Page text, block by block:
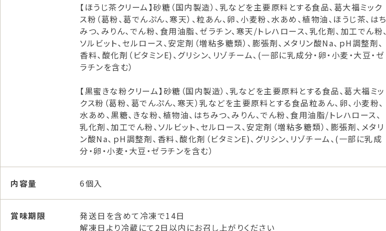
【ほうじ茶クリーム】砂糖（国内製造）、乳などを主要原料とする食品、葛大福ミック
ス粉（葛粉、葛でんぷん、寒天）、粒あん、卵、小麦粉、水あめ、植物油、ほうじ茶、はち
みつ、みりん、でん粉、食用油脂、ゼラチン、寒天/トレハロース、乳化剤、加工でん粉、
ソルビット、セルロース、安定剤（増粘多糖類）、膨張剤、メタリン酸Na、ｐH調整剤、
香料、酸化剤（ビタミンE)、グリシン、リゾチーム、(一部に乳成分・卵・小麦・大豆・ゼ
ラチンを含む）
【黒蜜きな粉クリーム】砂糖（国内製造）、乳などを主要原料とする食品、葛大福ミッ
クス粉（葛粉、葛でんぷん、寒天）乳などを主要原料とする食品粒あん、卵、小麦粉、
水あめ、黒糖、きな粉、植物油、はちみつ、みりん、でん粉、食用油脂/トレハロース、
乳化剤、加工でん粉、ソルビット、セルロース、安定剤（増粘多糖類）、膨張剤、メタリ
ン酸Na、ｐH調整剤、香料、酸化剤（ビタミンE)、グリシン、リゾチーム、(一部に乳成
分・卵・小麦・大豆・ゼラチンを含む）
内容量 6個入
賞味期限
発送日を含めて冷凍で14日
解凍日より冷蔵にて2日以内にお召し上がりください